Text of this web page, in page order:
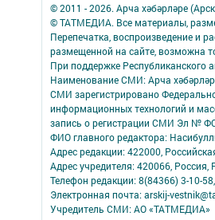
© 2011 - 2026. Арча хәбәрләре
© ТАТМЕДИА. Все материалы,
Перепечатка, воспроизведение и
размещенной на сайте, возможна
При поддержке Республиканского
Наименование СМИ: Арча
СМИ зарегистрировано
информационных технологий и
запись о регистрации СМИ Эл №
ФИО главного редактора:
Адрес редакции: 422000,
Адрес учредителя: 420066, Россия,
Телефон редакции: 8(84366) 3-10-
Электронная почта: arskij-
Учредитель СМИ: АО «ТАТМЕДИА»